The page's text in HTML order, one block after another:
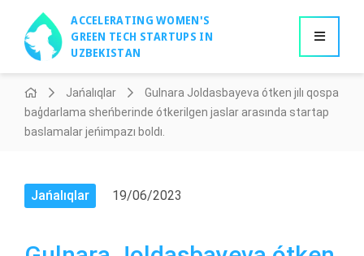
ACCELERATING WOMEN'S
GREEN TECH STARTUPS IN
UZBEKISTAN
Jańalıqlar
Gulnara Joldasbayeva ótken jılı qospa
baģdarlama sheńberinde ótkerilgen jaslar arasında startap
baslamalar jeńimpazı boldı.
Jańalıqlar 19/06/2023